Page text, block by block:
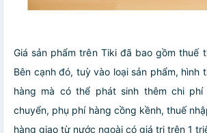
Giá sản phẩm trên Tiki đã bao gồm thuế
Bên cạnh đó, tuỳ vào loại sản phẩm, hình
hàng mà có thể phát sinh thêm chi
chuyển, phụ phí hàng cồng kềnh, thuế
hàng giao từ nước ngoài có giá trị trên 1